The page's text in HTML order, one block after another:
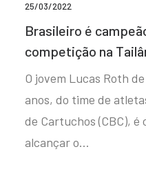
25/03/2022
Brasileiro é
competição na
O jovem Lucas Roth
anos, do time de
de Cartuchos (CBC),
alcançar o…